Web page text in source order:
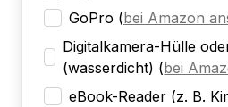
GoPro (bei Amazon
Digitalkamera-Hülle
(wasserdicht) (bei
eBook-Reader (z. B.